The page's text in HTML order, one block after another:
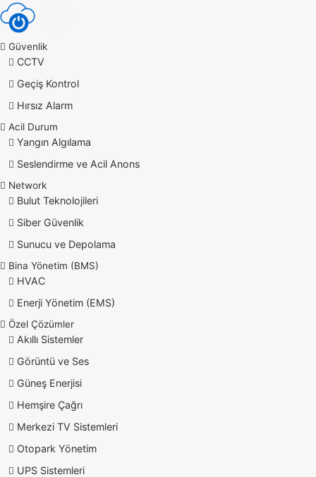
Güvenlik
CCTV
Geçiş Kontrol
Hırsız Alarm
Acil Durum
Yangın Algılama
Seslendirme ve Acil Anons
Network
Bulut Teknolojileri
Siber Güvenlik
Sunucu ve Depolama
Bina Yönetim (BMS)
HVAC
Enerji Yönetim (EMS)
Özel Çözümler
Akıllı Sistemler
Görüntü ve Ses
Güneş Enerjisi
Hemşire Çağrı
Merkezi TV Sistemleri
Otopark Yönetim
UPS Sistemleri